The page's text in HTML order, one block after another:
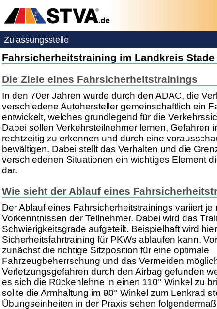
Zulassungsstelle
Fahrsicherheitstraining im Landkreis Stade
Die Ziele eines Fahrsicherheitstrainings
In den 70er Jahren wurde durch den ADAC, die
verschiedene Autohersteller gemeinschaftlich ein
entwickelt, welches grundlegend für die
Dabei sollen Verkehrsteilnehmer lernen, Gefahren
rechtzeitig zu erkennen und durch eine
bewältigen. Dabei stellt das Verhalten und die
verschiedenen Situationen ein wichtiges Element
dar.
Wie sieht der Ablauf eines
Der Ablauf eines Fahrsicherheitstrainings variiert
Vorkenntnissen der Teilnehmer. Dabei wird das
Schwierigkeitsgrade aufgeteilt. Beispielhaft wird
Sicherheitsfahrtraining für PKWs ablaufen kann.
zunächst die richtige Sitzposition für eine optimale
Fahrzeugbeherrschung und das Vermeiden
Verletzungsgefahren durch den Airbag gefunden
es sich die Rückenlehne in einen 110° Winkel zu
sollte die Armhaltung im 90° Winkel zum Lenkrad
Übungseinheiten in der Praxis sehen